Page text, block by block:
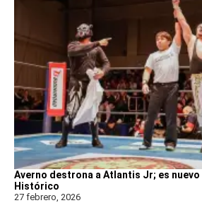
Averno destrona a Atlantis Jr; es nuevo
Histórico
27 febrero, 2026